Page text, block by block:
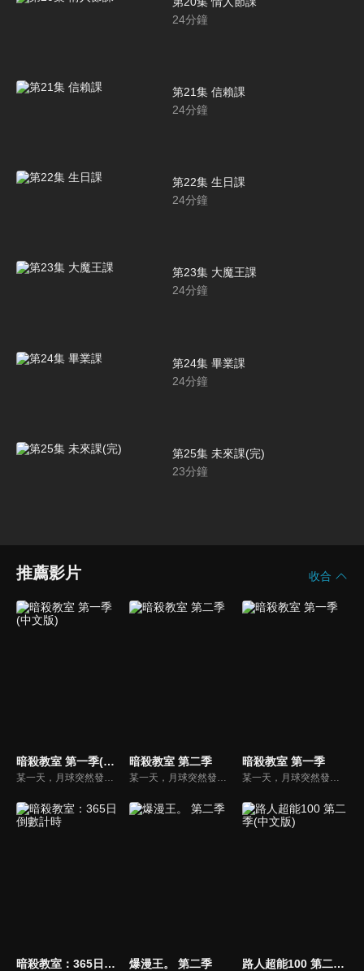
24分鐘
第21集 信賴課
24分鐘
第22集 生日課
24分鐘
第23集 大魔王課
24分鐘
第24集 畢業課
24分鐘
第25集 未來課(完)
23分鐘
推薦影片 收合
暗殺教室 第一季(中文版)
某一天，月球突然發生爆炸，約有七成都蒸發掉了。自稱是犯人，還揚言明年三月連地球也要炸掉的超生物，不知為何來到椚丘國中三年E班擔任老師。各國元首都無法殺了它，只好委託椚丘國中三年E班的學生，酬勞是一百億日圓！他們能否再畢業前解決「殺老師」…？
暗殺教室 第二季
某一天，月球突然發生爆炸，約有七成都蒸發掉了。自稱是犯人，還揚言明年三月連地球也要炸掉的超生物，不知為何來到椚丘國中三年E班擔任老師。各國元首都無法殺了它，只好委託椚丘國中三年E班的學生，酬勞是一百億日圓！他們能否再畢業前解決「殺老師」…？
暗殺教室 第一季
某一天，月球突然發生爆炸，約有七成都蒸發掉了。自稱是犯人，還揚言明年三月連地球也要炸掉的超生物，不知為何來到椚丘國中三年E班擔任老師。各國元首都無法殺了它，只好委託椚丘國中三年E班的學生，酬勞是一百億日圓！他們能否再畢業前解決「殺老師」…？
暗殺教室：365日倒數計時 爆漫王。 第二季 路人超能100 第二季(中文版)